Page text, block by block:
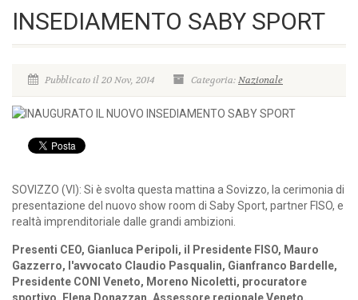
INSEDIAMENTO SABY SPORT
Pubblicato il 20 Nov, 2014 Categoria:Nazionale
SOVIZZO (VI): Si è svolta questa mattina a Sovizzo, la cerimonia di
presentazione del nuovo show room di Saby Sport, partner FISO, e
realtà imprenditoriale dalle grandi ambizioni.
Presenti CEO, Gianluca Peripoli, il Presidente FISO, Mauro
Gazzerro, l'avvocato Claudio Pasqualin, Gianfranco Bardelle,
Presidente CONI Veneto, Moreno Nicoletti, procuratore